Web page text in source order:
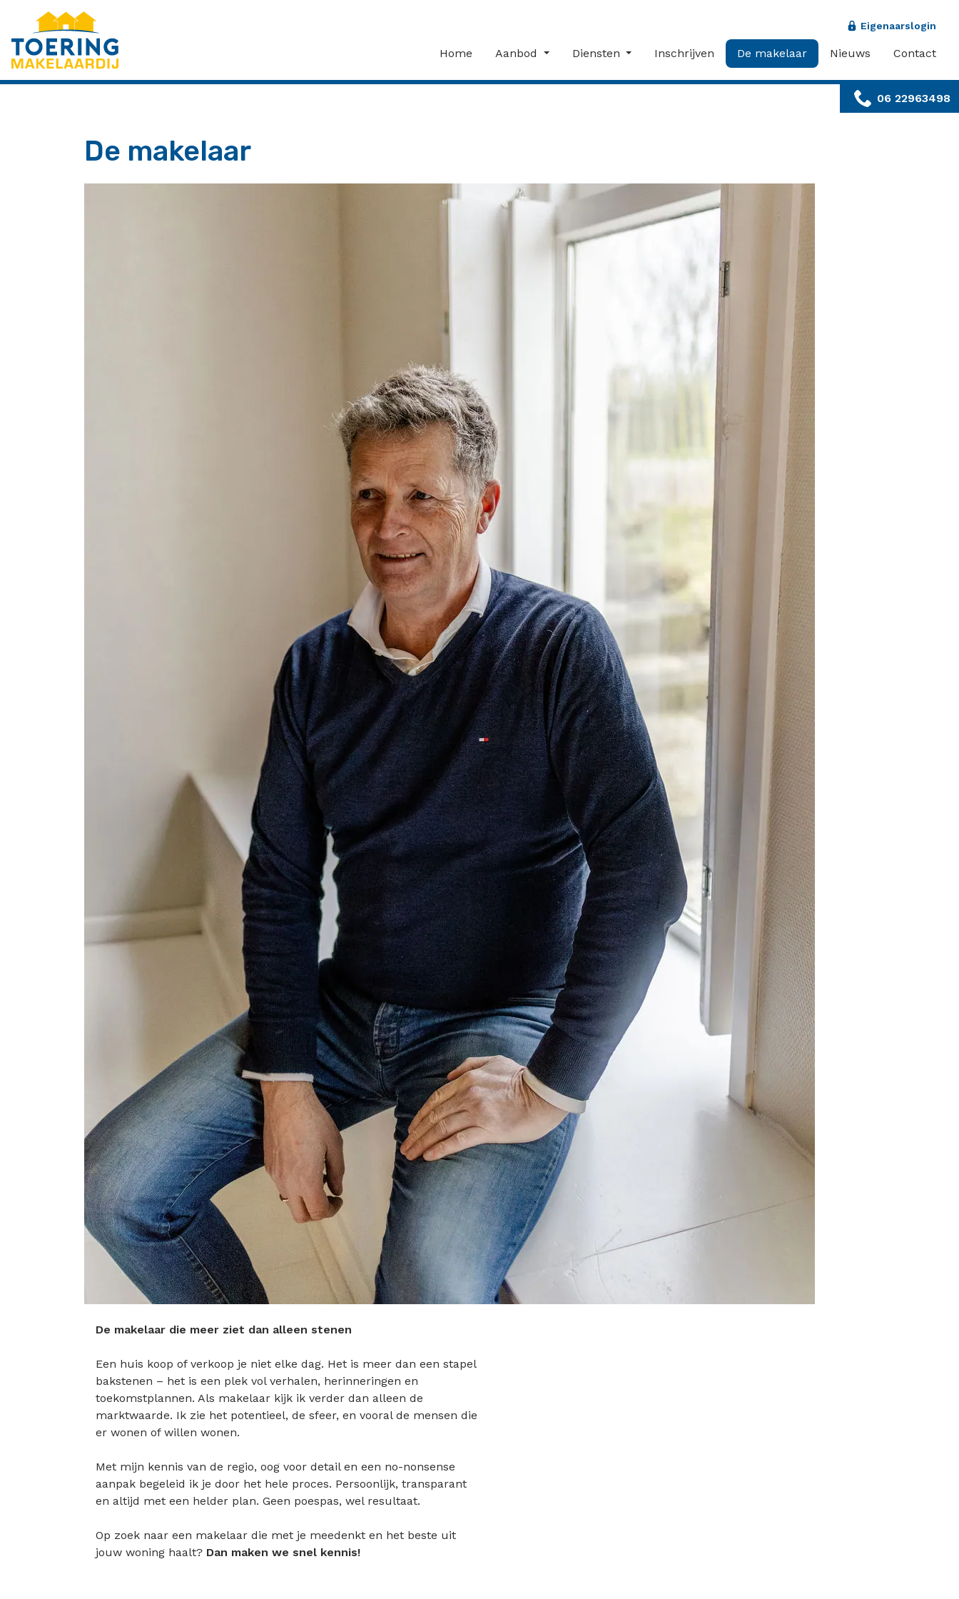
Menu overslaan en naar de inhoud gaan
Eigenaarslogin
Home Aanbod Diensten Inschrijven De makelaar Nieuws Contact
06 22963498
De makelaar
De makelaar die meer ziet dan alleen stenen
Een huis koop of verkoop je niet elke dag. Het is meer dan een stapel
bakstenen – het is een plek vol verhalen, herinneringen en
toekomstplannen. Als makelaar kijk ik verder dan alleen de
marktwaarde. Ik zie het potentieel, de sfeer, en vooral de mensen die
er wonen of willen wonen.
Met mijn kennis van de regio, oog voor detail en een no-nonsense
aanpak begeleid ik je door het hele proces. Persoonlijk, transparant
en altijd met een helder plan. Geen poespas, wel resultaat.
Op zoek naar een makelaar die met je meedenkt en het beste uit
jouw woning haalt? Dan maken we snel kennis!